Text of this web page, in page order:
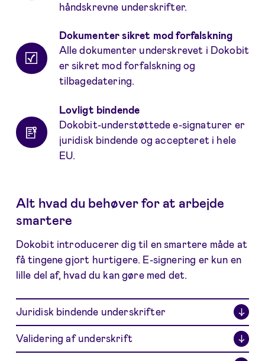
håndskrevne underskrifter.
Dokumenter sikret mod forfalskning
Alle dokumenter underskrevet i Dokobit
er sikret mod forfalskning og
tilbagedatering.
Lovligt bindende
Dokobit-understøttede e-signaturer er
juridisk bindende og accepteret i hele
EU.
Alt hvad du behøver for at arbejde
smartere
Dokobit introducerer dig til en smartere måde at
få tingene gjort hurtigere. E-signering er kun en
lille del af, hvad du kan gøre med det.
Juridisk bindende underskrifter ↓
Validering af underskrift ↓